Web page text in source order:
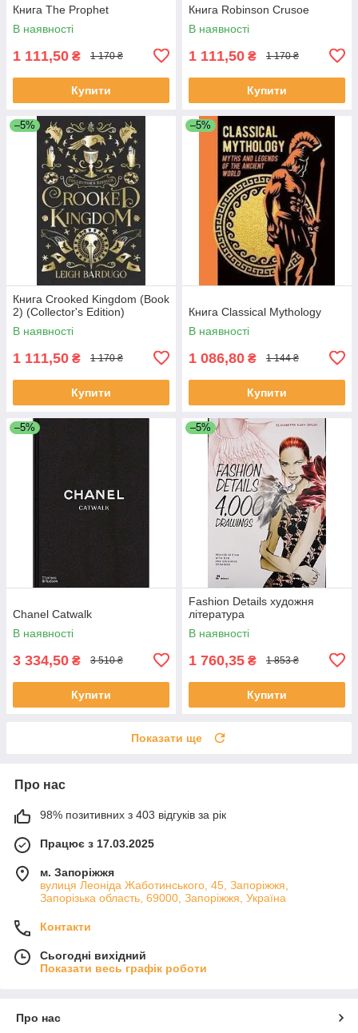
Книга The Prophet
В наявності
1 111,50 ₴ 1 170 ₴
Купити
Книга Robinson Crusoe
В наявності
1 111,50 ₴ 1 170 ₴
Купити
–5%
Книга Crooked Kingdom (Book
2) (Collector's Edition)
В наявності
1 111,50 ₴ 1 170 ₴
Купити
–5%
Книга Classical Mythology
В наявності
1 086,80 ₴ 1 144 ₴
Купити
–5%
Chanel Catwalk
В наявності
3 334,50 ₴ 3 510 ₴
Купити
–5%
Fashion Details художня
література
В наявності
1 760,35 ₴ 1 853 ₴
Купити
Показати ще
Про нас
98% позитивних з 403 відгуків за рік
Працює з 17.03.2025
м. Запоріжжя
вулиця Леоніда Жаботинського, 45, Запоріжжя,
Запорізька область, 69000, Запоріжжя, Україна
Контакти
Сьогодні вихідний
Показати весь графік роботи
Про нас